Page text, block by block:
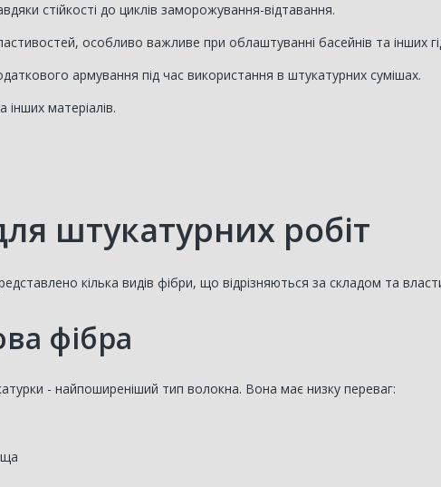
стійкості до циклів заморожування-відтавання.
особливо важливе при облаштуванні басейнів та інших
армування під час використання в штукатурних сумішах.
матеріалів.
штукатурних робіт
кілька видів фібри, що відрізняються за складом та
фібра
- найпоширеніший тип волокна. Вона має низку переваг: